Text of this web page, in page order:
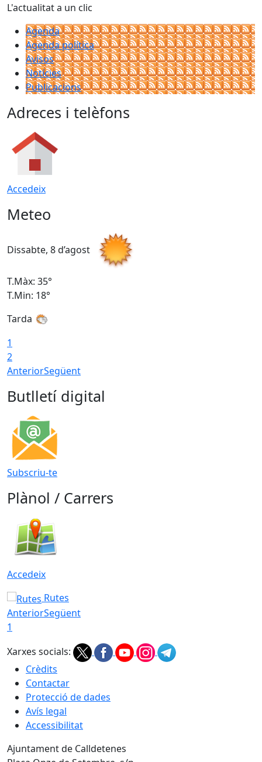
L'actualitat a un clic
Agenda
Agenda política
Avisos
Notícies
Publicacions
Adreces i telèfons
Accedeix
Meteo
Dissabte, 8 d’agost
T.Màx: 35°
T.Min: 18°
Tarda
1
2
AnteriorSegüent
Butlletí digital
Subscriu-te
Plànol / Carrers
Accedeix
Rutes
AnteriorSegüent
1
Xarxes socials:
Crèdits
Contactar
Protecció de dades
Avís legal
Accessibilitat
Ajuntament de Calldetenes